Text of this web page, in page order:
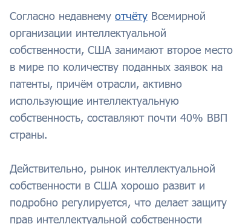
Согласно недавнему отчёту Всемирной
организации интеллектуальной
собственности, США занимают второе место
в мире по количеству поданных заявок на
патенты, причём отрасли, активно
использующие интеллектуальную
собственность, составляют почти 40% ВВП
страны.
Действительно, рынок интеллектуальной
собственности в США хорошо развит и
подробно регулируется, что делает защиту
прав интеллектуальной собственности